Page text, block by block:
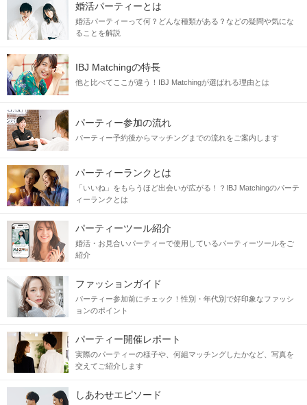
婚活パーティーとは
婚活パーティーって何？どんな種類がある？などの疑問や気にな
ることを解説
IBJ Matchingの特長
他と比べてここが違う！IBJ Matchingが選ばれる理由とは
パーティー参加の流れ
パーティー予約後からマッチングまでの流れをご案内します
パーティーランクとは
「いいね」をもらうほど出会いが広がる！？IBJ Matchingのパーテ
ィーランクとは
パーティーツール紹介
婚活・お見合いパーティーで使用しているパーティーツールをご
紹介
ファッションガイド
パーティー参加前にチェック！性別・年代別で好印象なファッシ
ョンのポイント
パーティー開催レポート
実際のパーティーの様子や、何組マッチングしたかなど、写真を
交えてご紹介します
しあわせエピソード